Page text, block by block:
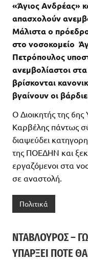
«Άγιος Ανδρέας»
απασχολούν
Μάλιστα ο
στο νοσοκομείο
Πετρόπουλος
ανεμβολίαστοι
βρίσκονται
βγαίνουν οι
Ο Διοικητής της 6ης
Καρβέλης πάντως
διαψεύδει
της ΠΟΕΔΗΝ και
εργαζόμενοι στα
σε αναστολή.
Πολιτικά
ΝΤΑΒΛΟΥΡΟΣ –
ΥΠΆΡΞΕΙ ΠΟΤΈ